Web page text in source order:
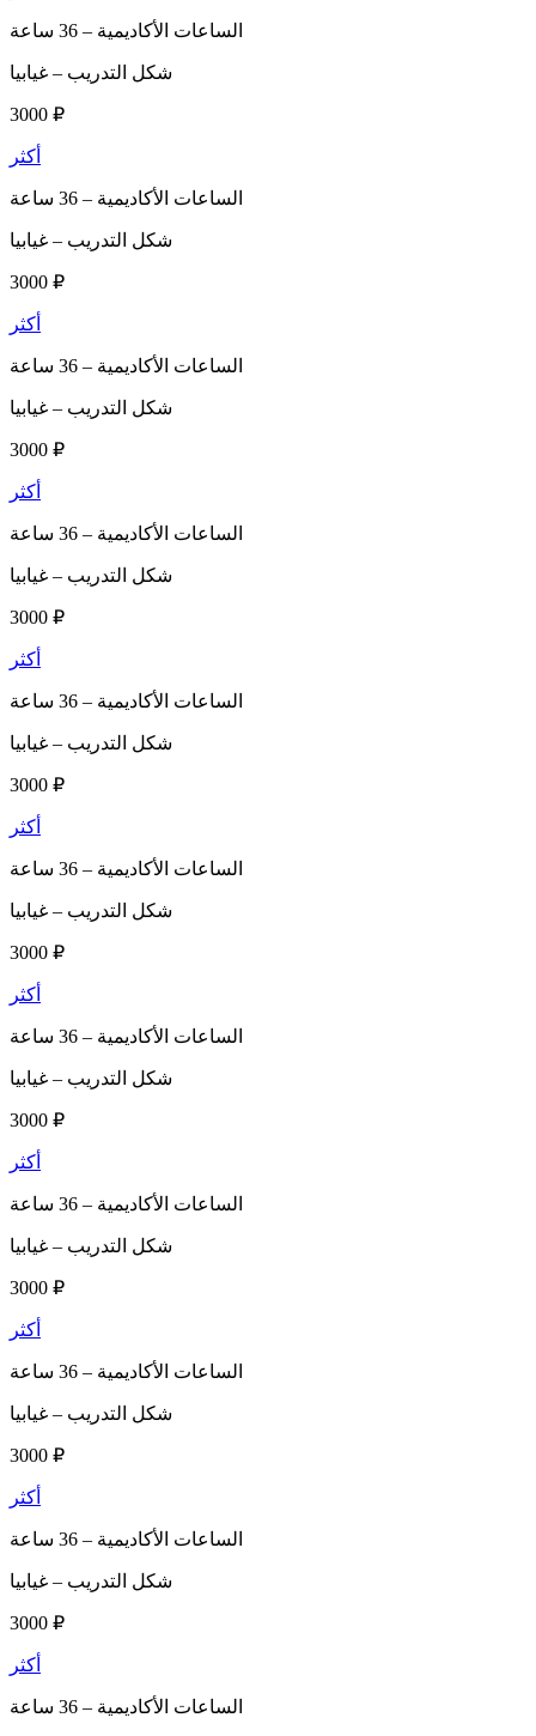
الساعات الأكاديمية –
شكل التدريب – غيابيا
3000 ₽
أكثر
الساعات الأكاديمية –
شكل التدريب – غيابيا
3000 ₽
أكثر
الساعات الأكاديمية –
شكل التدريب – غيابيا
3000 ₽
أكثر
الساعات الأكاديمية –
شكل التدريب – غيابيا
3000 ₽
أكثر
الساعات الأكاديمية –
شكل التدريب – غيابيا
3000 ₽
أكثر
الساعات الأكاديمية –
شكل التدريب – غيابيا
3000 ₽
أكثر
الساعات الأكاديمية –
شكل التدريب – غيابيا
3000 ₽
أكثر
الساعات الأكاديمية –
شكل التدريب – غيابيا
3000 ₽
أكثر
الساعات الأكاديمية –
شكل التدريب – غيابيا
3000 ₽
أكثر
الساعات الأكاديمية –
شكل التدريب – غيابيا
3000 ₽
أكثر
الساعات الأكاديمية –